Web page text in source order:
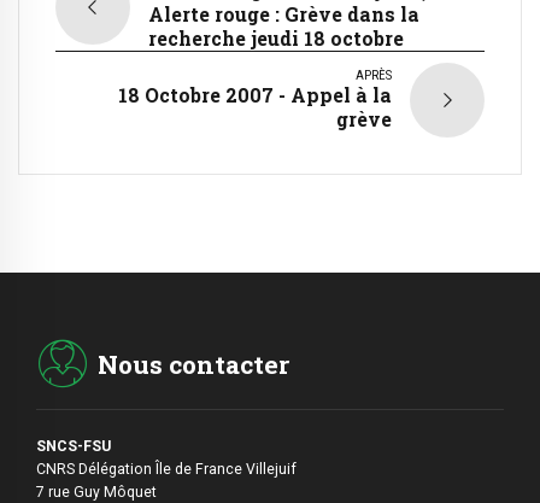
Alerte rouge : Grève dans la
recherche jeudi 18 octobre
APRÈS
18 Octobre 2007 - Appel à la
grève
Nous contacter
SNCS-FSU
CNRS Délégation Île de France Villejuif
7 rue Guy Môquet